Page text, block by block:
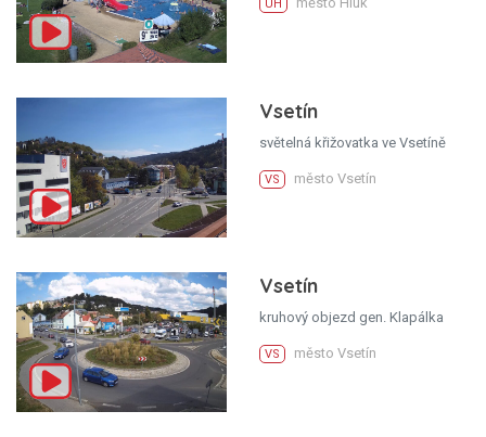
UH
Vsetín
světelná křižovatka ve Vsetíně
VS město Vsetín
Vsetín
kruhový objezd gen. Klapálka
VS město Vsetín